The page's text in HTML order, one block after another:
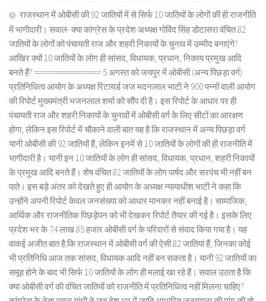
राजस्थान में ओबीसी की 92 जातियों में से सिर्फ 10 जातियों के लोगों की ही राजनीति
में भागीदारी। सवाल- क्या कांग्रेस के प्रदेश अध्यक्ष गोविंद सिंह डोटासरा वंचित 82
जातियों के लोगों को पंचायती राज और शहरी निकायों के चुनाव में उम्मीद बनाएंगे?
आखिर क्यों 10 जातियों के लोग ही सांसद, विधायक, प्रधान, निकाय प्रमुख आदि
बनते हैं? ================ 5 अगस्त को जयपुर में ओबीसी (अन्य पिछड़ा वर्ग)
प्रतिनिधित्व आयोग के अध्यक्ष रिटायर्ड जज मदनलाल भाटी ने 900 पन्नों वाली आयोग
की रिपोर्ट मुख्यमंत्री भजनलाल शर्मा को सौंप दी है। इस रिपोर्ट के आधार पर ही
पंचायती राज और शहरी निकायों के चुनावों में ओबीसी वर्ग के लिए सीटों का आरक्षण
होगा, लेकिन इस रिपोर्ट में चौकाने वाली बात यह है कि राजस्थान में अन्य पिछड़ा वर्ग
यानी ओबीसी की 92 जातियों हैं, लेकिन इनमें से 10 जातियों के लोगों की ही राजनीति में
भागीदारी है। यानी इन 10 जातियों के लोग ही सांसद, विधायक, प्रधान, शहरी निकायों
के प्रमुख आदि बनते हैं। शेष वंचित 82 जातियों के लोग पार्षद और सरपंच भी नहीं बन
पाते। इस बड़े अंतर को देखते हुए ही आयोग के अध्यक्ष न्यायाधीश भाटी ने कहा कि
उन्होंने अपनी रिपोर्ट केवल जनसंख्या को आधार मानकर नहीं बनाई है। सामाजिक,
आर्थिक और राजनीतिक पिछड़ेपन को भी देखकर रिपोर्ट तैयार की गई है। इसके लिए
प्रदेश भर के 74 लाख 85 हजार ओबीसी वर्ग के परिवारों से संवाद किया गया है। यह
वाकई अजीत बात है कि राजस्थान में ओबीसी वर्ग की ऐसी 82 जातियां हैं, जिनका कोई
भी प्रतिनिधि आज तक सांसद, विधायक आदि नहीं बन सकता है। यानी 92 जातियों का
समूह होने के बाद भी सिर्फ 10 जातियों के लोग ही मलाई खा रहे हैं। सवाल उठता है कि
क्या ओबीसी वर्ग की वंचित जातियों को राजनीति में प्रतिनिधित्व नहीं मिलना चाहिए?